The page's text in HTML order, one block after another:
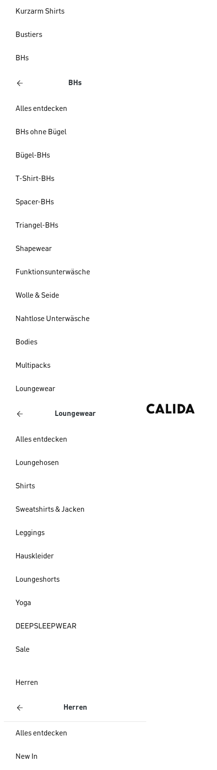
Kurzarm Shirts
Bustiers
BHs
BHs
Alles entdecken
BHs ohne Bügel
Bügel-BHs
T-Shirt-BHs
Spacer-BHs
Triangel-BHs
Shapewear
Funktionsunterwäsche
Wolle & Seide
Nahtlose Unterwäsche
Bodies
Multipacks
Loungewear
Loungewear
Alles entdecken
Loungehosen
Shirts
Sweatshirts & Jacken
Leggings
Hauskleider
Loungeshorts
Yoga
DEEPSLEEPWEAR
Sale
Herren
Herren
Alles entdecken
New In